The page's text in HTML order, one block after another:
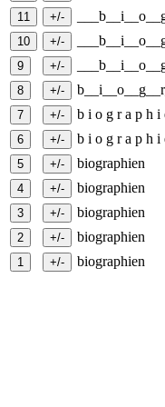
b i o g r a p h i
b i o g r a p h i
biographien
biographien
biographien
biographien
biographien